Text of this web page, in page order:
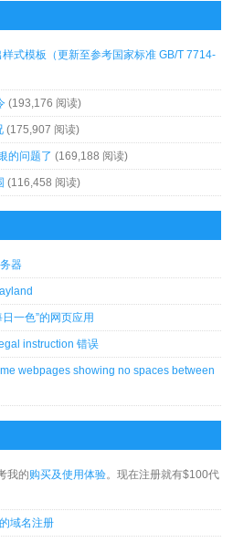
式模板（更新至参考国家标准 GB/T 7714-
(193,176 阅读)
(175,907 阅读)
的问题了 (169,188 阅读)
(116,458 阅读)
器
一色”的网页应用
instruction 错误
webpages showing no spaces between
我的购买及使用体验。现在注册就有$100代
域名注册